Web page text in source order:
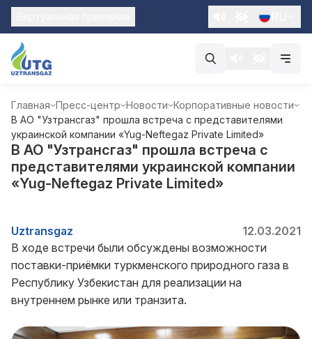
Главная Пресс-центр Новости Корпоративные новости
В АО "Узтрансгаз" прошла встреча с представителями
украинской компании «Yug-Neftegaz Private Limited»
В АО "Узтрансгаз" прошла встреча с
представителями украинской компании
«Yug-Neftegaz Private Limited»
Uztransgaz
12.03.2021
В ходе встречи были обсуждены возможности
поставки-приёмки туркменского природного газа в
Республику Узбекистан для реализации на
внутреннем рынке или транзита.